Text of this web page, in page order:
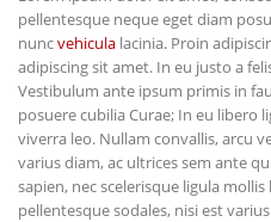
pellentesque neque eget diam
nuncvehicula lacinia. Proin
adipiscing sit amet. In eu justo a
Vestibulum ante ipsum primis in
posuere cubilia Curae; In eu libero
viverra leo. Nullam convallis, arcu
varius diam, ac ultrices sem ante
sapien, nec scelerisque ligula
pellentesque sodales, nisi est